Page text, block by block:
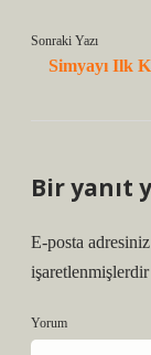
Sonraki Yazı
Simyayı Ilk
Bir yanıt
E-posta
işaretlenmişlerdir
Yorum